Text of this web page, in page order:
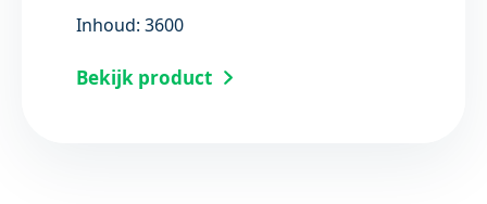
Inhoud: 3600
Bekijk product